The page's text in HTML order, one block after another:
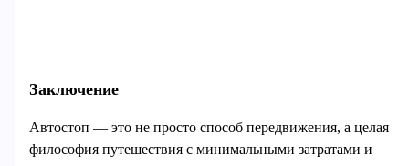
Заключение
Автостоп — это не просто способ передвижения, а целая
философия путешествия с минимальными затратами и